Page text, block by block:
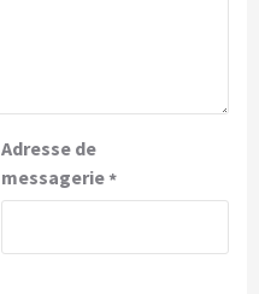
Adresse de
messagerie*